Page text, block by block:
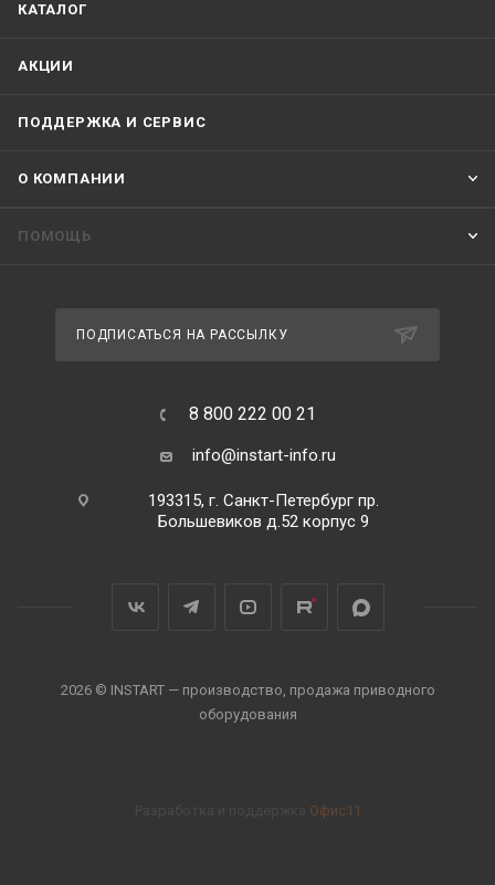
КАТАЛОГ
АКЦИИ
ПОДДЕРЖКА И СЕРВИС
О КОМПАНИИ
ПОМОЩЬ
ПОДПИСАТЬСЯ НА РАССЫЛКУ
8 800 222 00 21
info@instart-info.ru
193315, г. Санкт-Петербург пр.
Большевиков д.52 корпус 9
2026 © INSTART — производство, продажа приводного
оборудования
Офис11